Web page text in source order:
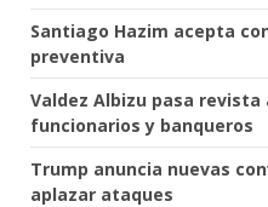
Santiago Hazim acepta
preventiva
Valdez Albizu pasa revista
funcionarios y banqueros
Trump anuncia nuevas
aplazar ataques